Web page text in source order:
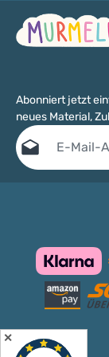
Abonniert jetzt
neues Material,
E-Mail-Adresse*
✕